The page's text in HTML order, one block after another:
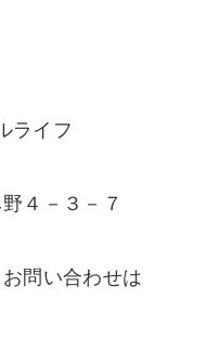
ライフ
４－３－７
問い合わせは